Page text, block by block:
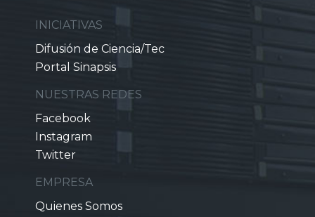
INICIATIVAS
Difusión de Ciencia/Tec
Portal Sinapsis
NUESTRAS REDES
Facebook
Instagram
Twitter
EMPRESA
Quienes Somos